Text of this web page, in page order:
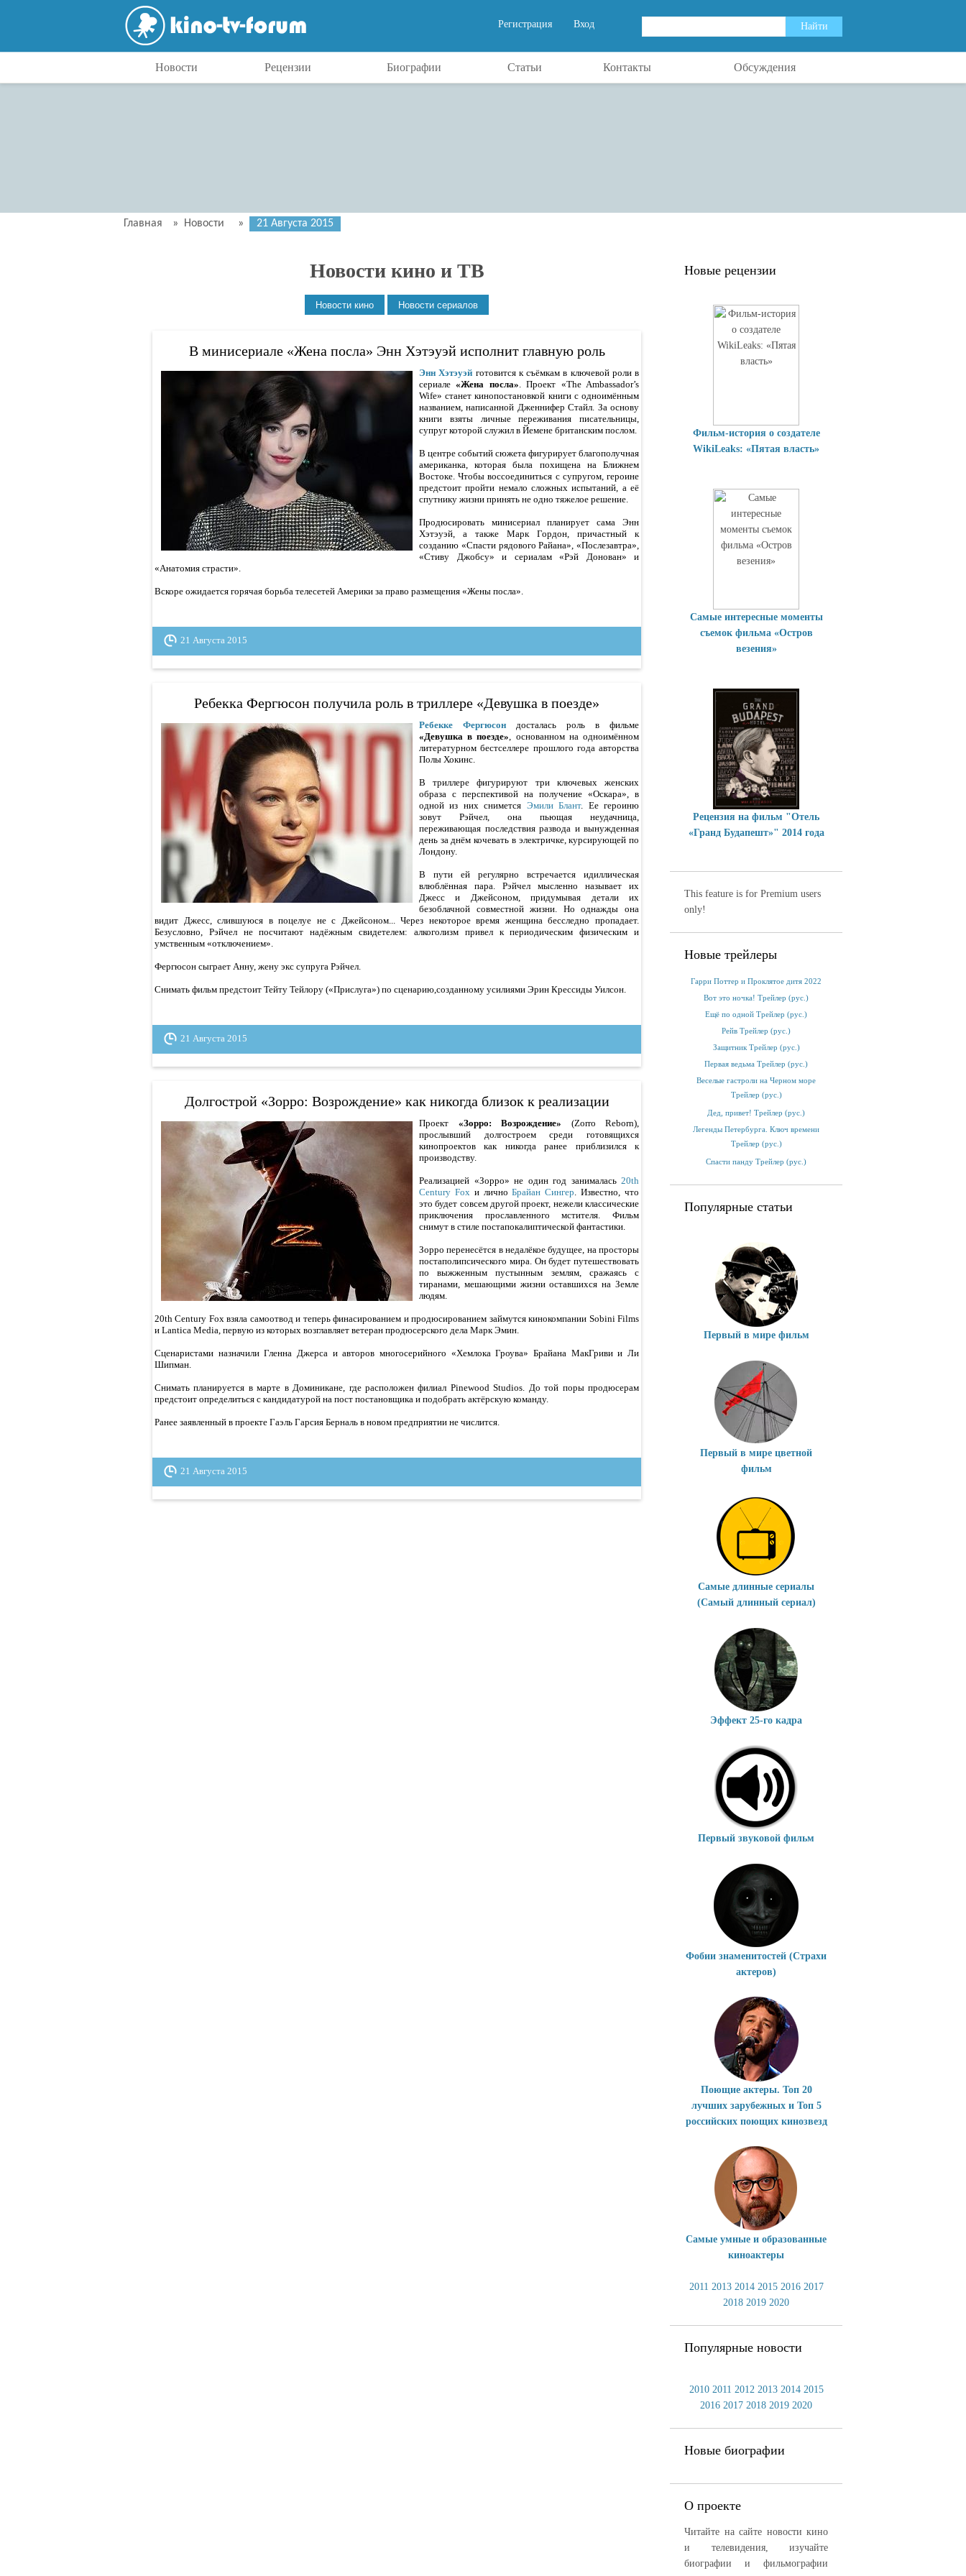
Вход
Регистрация
Новости Рецензии Биографии Статьи Контакты Обсуждения
Главная » Новости » 21 Августа 2015
Новости кино и ТВ
В минисериале «Жена посла» Энн Хэтэуэй исполнит главную роль
Энн Хэтэуэй готовится к съёмкам в ключевой роли в
сериале«Жена посла». Проект «The Ambassador’s
Wife» станет кинопостановкой книги с одноимённым
названием, написанной Дженнифер Стайл. За основу
книги взяты личные переживания писательницы,
супруг которой служил в Йемене британским послом.
В центре событий сюжета фигурирует благополучная
американка, которая была похищена на Ближнем
Востоке. Чтобы воссоединиться с супругом, героине
предстоит пройти немало сложных испытаний, а её
спутнику жизни принять не одно тяжелое решение.
Продюсировать минисериал планирует сама Энн
Хэтэуэй, а также Марк Гордон, причастный к
созданию «Спасти рядового Райана», «Послезавтра»,
«Стиву Джобсу» и сериалам «Рэй Донован» и
«Анатомия страсти».
Вскоре ожидается горячая борьба телесетей Америки за право размещения «Жены посла».
21 Августа 2015
Ребекка Фергюсон получила роль в триллере «Девушка в поезде»
Ребекке Фергюсон досталась роль в фильме
«Девушка в поезде», основанном на одноимённом
литературном бестселлере прошлого года авторства
Полы Хокинс.
В триллере фигурируют три ключевых женских
образа с перспективой на получение «Оскара», в
одной из них снимется Эмили Блант. Ее героиню
зовут Рэйчел, она пьющая неудачница,
переживающая последствия развода и вынужденная
день за днём кочевать в электричке, курсирующей по
Лондону.
В пути ей регулярно встречается идиллическая
влюблённая пара. Рэйчел мысленно называет их
Джесс и Джейсоном, придумывая детали их
безоблачной совместной жизни. Но однажды она
видит Джесс, слившуюся в поцелуе не с Джейсоном... Через некоторое время женщина бесследно пропадает.
Безусловно, Рэйчел не посчитают надёжным свидетелем: алкоголизм привел к периодическим физическим и
умственным «отключением».
Фергюсон сыграет Анну, жену экс супруга Рэйчел.
Снимать фильм предстоит Тейту Тейлору («Прислуга») по сценарию,созданному усилиями Эрин Крессиды Уилсон.
21 Августа 2015
Долгострой «Зорро: Возрождение» как никогда близок к реализации
Проект «Зорро: Возрождение» (Zorro Reborn),
прослывший долгостроем среди готовящихся
кинопроектов как никогда ранее приблизился к
производству.
Реализацией «Зорро» не один год занималась 20th
Century Foxи личноБрайан Сингер. Известно, что
это будет совсем другой проект, нежели классические
приключения прославленного мстителя. Фильм
снимут в стиле постапокалиптической фантастики.
Зорро перенесётся в недалёкое будущее, на просторы
постаполипсического мира. Он будет путешествовать
по выжженным пустынным землям, сражаясь с
тиранами, мешающими жизни оставшихся на Земле
людям.
20th Century Fox взяла самоотвод и теперь финасированием и продюсированием займутся кинокомпании Sobini Films
и Lantica Media, первую из которых возглавляет ветеран продюсерского дела Марк Эмин.
Сценаристами назначили Гленна Джерса и авторов многосерийного «Хемлока Гроува» Брайана МакГриви и Ли
Шипман.
Снимать планируется в марте в Доминикане, где расположен филиал Pinewood Studios. До той поры продюсерам
предстоит определиться с кандидатурой на пост постановщика и подобрать актёрскую команду.
Ранее заявленный в проекте Гаэль Гарсия Берналь в новом предприятии не числится.
21 Августа 2015
Новые рецензии
Фильм-история о создателе
WikiLeaks: «Пятая власть»
Самые интересные моменты
съемок фильма «Остров
везения»
Рецензия на фильм "Отель
«Гранд Будапешт»" 2014 года
This feature is for Premium users
only!
Новые трейлеры
Гарри Поттер и Проклятое дитя 2022
Вот это ночка! Трейлер (рус.)
Ещё по одной Трейлер (рус.)
Рейв Трейлер (рус.)
Защитник Трейлер (рус.)
Первая ведьма Трейлер (рус.)
Веселые гастроли на Черном море
Трейлер (рус.)
Дед, привет! Трейлер (рус.)
Легенды Петербурга. Ключ времени
Трейлер (рус.)
Спасти панду Трейлер (рус.)
Популярные статьи
Первый в мире фильм
Первый в мире цветной
фильм
Самые длинные сериалы
(Самый длинный сериал)
Эффект 25-го кадра
Первый звуковой фильм
Фобии знаменитостей (Страхи
актеров)
Поющие актеры. Топ 20
лучших зарубежных и Топ 5
российских поющих кинозвезд
Самые умные и образованные
киноактеры
2011 2013 2014 2015 2016 2017
2018 2019 2020
Популярные новости
2010 2011 2012 2013 2014 2015
2016 2017 2018 2019 2020
Новые биографии
О проекте
Читайте на сайте новости кино
и телевидения, изучайте
биографии и фильмографии